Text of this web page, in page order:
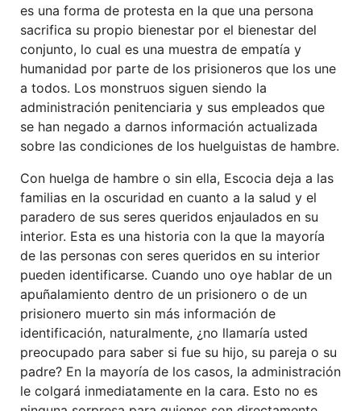
es una forma de protesta en la que una persona
sacrifica su propio bienestar por el bienestar del
conjunto, lo cual es una muestra de empatía y
humanidad por parte de los prisioneros que los une
a todos. Los monstruos siguen siendo la
administración penitenciaria y sus empleados que
se han negado a darnos información actualizada
sobre las condiciones de los huelguistas de hambre.
Con huelga de hambre o sin ella, Escocia deja a las
familias en la oscuridad en cuanto a la salud y el
paradero de sus seres queridos enjaulados en su
interior. Esta es una historia con la que la mayoría
de las personas con seres queridos en su interior
pueden identificarse. Cuando uno oye hablar de un
apuñalamiento dentro de un prisionero o de un
prisionero muerto sin más información de
identificación, naturalmente, ¿no llamaría usted
preocupado para saber si fue su hijo, su pareja o su
padre? En la mayoría de los casos, la administración
le colgará inmediatamente en la cara. Esto no es